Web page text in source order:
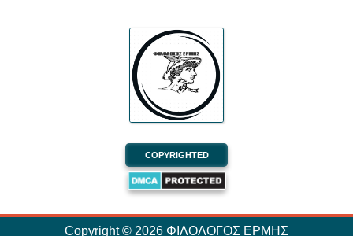
COPYRIGHTED
Copyright © 2026 ΦΙΛΟΛΟΓΟΣ ΕΡΜΗΣ